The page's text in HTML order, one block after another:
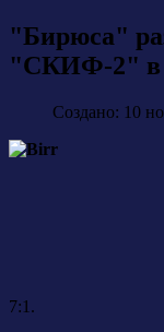
"Бирюса"
"СКИФ-2" в
Создано: 10
7:1.